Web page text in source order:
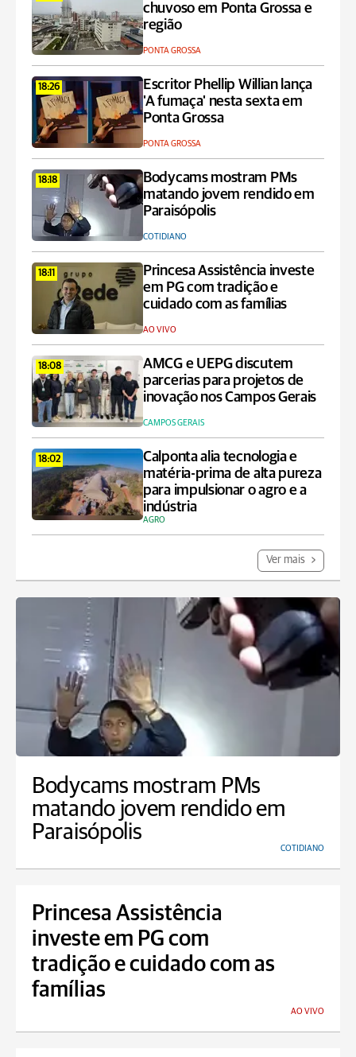
chuvoso em Ponta Grossa e
região
PONTA GROSSA
18:26
Escritor Phellip Willian lança
'A fumaça' nesta sexta em
Ponta Grossa
PONTA GROSSA
18:18
Bodycams mostram PMs
matando jovem rendido em
Paraisópolis
COTIDIANO
18:11
Princesa Assistência investe
em PG com tradição e
cuidado com as famílias
AO VIVO
18:08
AMCG e UEPG discutem
parcerias para projetos de
inovação nos Campos Gerais
CAMPOS GERAIS
18:02
Calponta alia tecnologia e
matéria-prima de alta pureza
para impulsionar o agro e a
indústria
AGRO
Ver mais
Bodycams mostram PMs
matando jovem rendido em
Paraisópolis
COTIDIANO
Princesa Assistência
investe em PG com
tradição e cuidado com as
famílias
AO VIVO